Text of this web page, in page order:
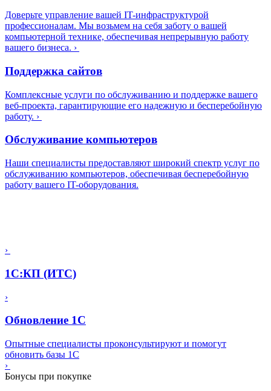
Доверьте управление вашей IT-инфраструктурой
профессионалам. Мы возьмем на себя заботу о вашей
компьютерной технике, обеспечивая непрерывную работу
вашего бизнеса. ›
Поддержка сайтов
Комплексные услуги по обслуживанию и поддержке вашего
веб-проекта, гарантирующие его надежную и бесперебойную
работу. ›
Обслуживание компьютеров
Наши специалисты предоставляют широкий спектр услуг по
обслуживанию компьютеров, обеспечивая бесперебойную
работу вашего IT-оборудования.
›
1С:КП (ИТС)
›
Обновление 1С
Опытные специалисты проконсультируют и помогут
обновить базы 1С
›
Бонусы при покупке